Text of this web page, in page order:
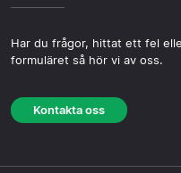
Har du frågor, hittat ett fel
formuläret så hör vi av oss.
Kontakta oss